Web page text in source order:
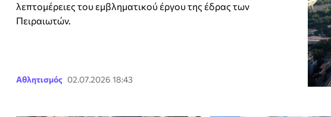
λεπτομέρειες του εμβληματικού έργου της έδρας των
Πειραιωτών.
Αθλητισμός 02.07.2026 18:43